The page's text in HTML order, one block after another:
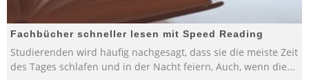
Fachbücher schneller lesen mit Speed Reading
Studierenden wird häufig nachgesagt, dass sie die meiste Zeit
des Tages schlafen und in der Nacht feiern, Auch, wenn die...